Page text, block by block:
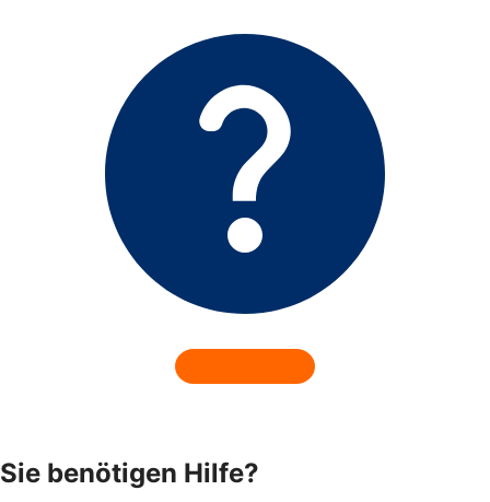
Sie benötigen Hilfe?